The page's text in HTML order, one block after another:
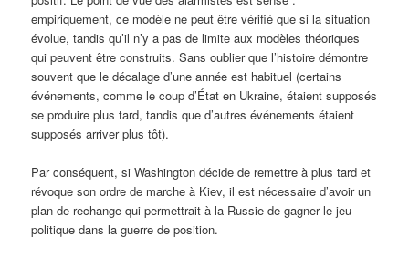
empiriquement, ce modèle ne peut être vérifié que si la situation
évolue, tandis qu’il n’y a pas de limite aux modèles théoriques
qui peuvent être construits. Sans oublier que l’histoire démontre
souvent que le décalage d’une année est habituel (certains
événements, comme le coup d’État en Ukraine, étaient supposés
se produire plus tard, tandis que d’autres événements étaient
supposés arriver plus tôt).
Par conséquent, si Washington décide de remettre à plus tard et
révoque son ordre de marche à Kiev, il est nécessaire d’avoir un
plan de rechange qui permettrait à la Russie de gagner le jeu
politique dans la guerre de position.